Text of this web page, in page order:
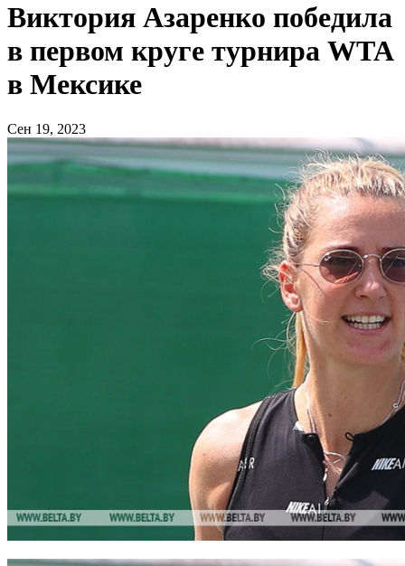
Виктория Азаренко победила
в первом круге турнира WTA
в Мексике
Сен 19, 2023